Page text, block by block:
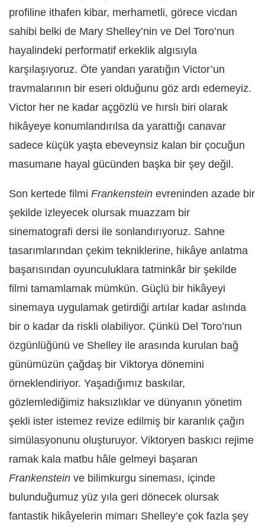
profiline ithafen kibar, merhametli, görece vicdan
sahibi belki de Mary Shelley’nin ve Del Toro’nun
hayalindeki performatif erkeklik algısıyla
karşılaşıyoruz. Öte yandan yaratığın Victor’un
travmalarının bir eseri olduğunu göz ardı edemeyiz.
Victor her ne kadar açgözlü ve hırslı biri olarak
hikâyeye konumlandırılsa da yarattığı canavar
sadece küçük yaşta ebeveynsiz kalan bir çocuğun
masumane hayal gücünden başka bir şey değil.
Son kertede filmi Frankenstein evreninden azade bir
şekilde izleyecek olursak muazzam bir
sinematografi dersi ile sonlandırıyoruz. Sahne
tasarımlarından çekim tekniklerine, hikâye anlatma
başarısından oyunculuklara tatminkâr bir şekilde
filmi tamamlamak mümkün. Güçlü bir hikâyeyi
sinemaya uygulamak getirdiği artılar kadar aslında
bir o kadar da riskli olabiliyor. Çünkü Del Toro’nun
özgünlüğünü ve Shelley ile arasında kurulan bağ
günümüzün çağdaş bir Viktorya dönemini
örneklendiriyor. Yaşadığımız baskılar,
gözlemlediğimiz haksızlıklar ve dünyanın yönetim
şekli ister istemez revize edilmiş bir karanlık çağın
simülasyonunu oluşturuyor. Viktoryen baskıcı rejime
ramak kala matbu hâle gelmeyi başaran
Frankenstein ve bilimkurgu sineması, içinde
bulunduğumuz yüz yıla geri dönecek olursak
fantastik hikâyelerin mimarı Shelley’e çok fazla şey